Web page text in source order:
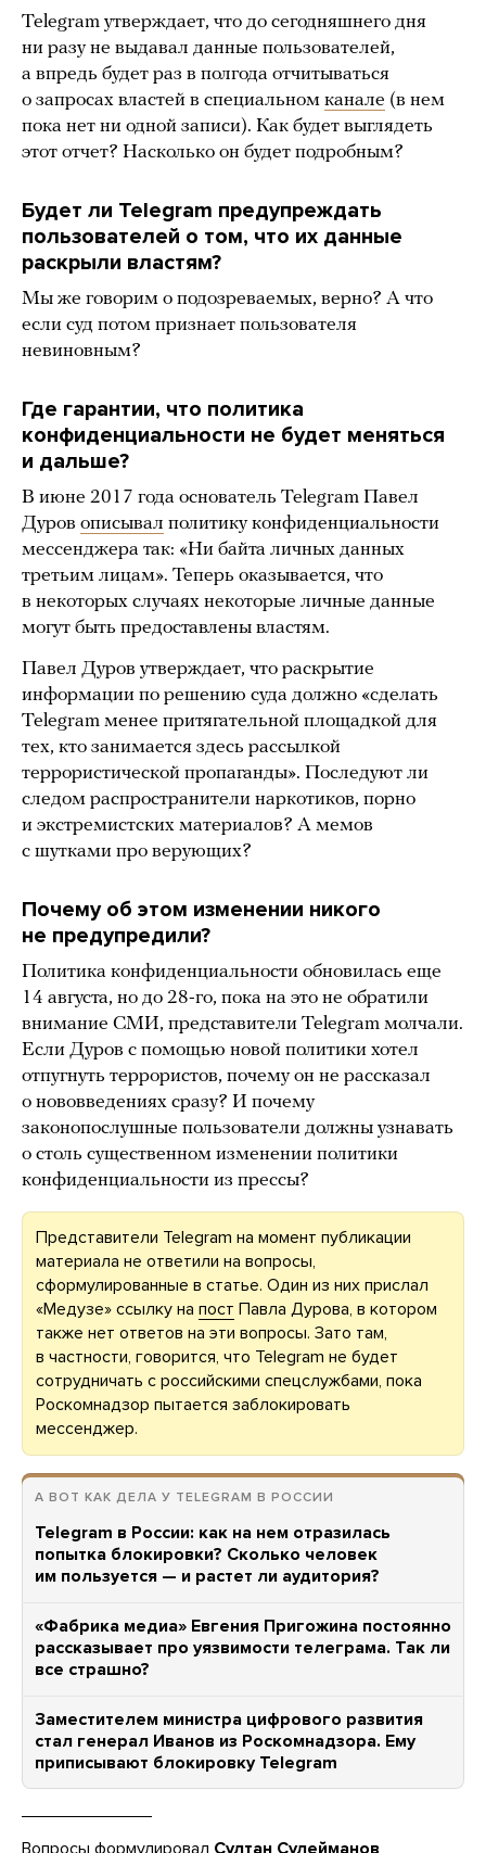
Telegram утверждает, что до сегодняшнего дня
ни разу не выдавал данные пользователей,
а впредь будет раз в полгода отчитываться
о запросах властей в специальном канале (в нем
пока нет ни одной записи). Как будет выглядеть
этот отчет? Насколько он будет подробным?
Будет ли Telegram предупреждать
пользователей о том, что их данные
раскрыли властям?
Мы же говорим о подозреваемых, верно? А что
если суд потом признает пользователя
невиновным?
Где гарантии, что политика
конфиденциальности не будет меняться
и дальше?
В июне 2017 года основатель Telegram Павел
Дуров описывал политику конфиденциальности
мессенджера так: «Ни байта личных данных
третьим лицам». Теперь оказывается, что
в некоторых случаях некоторые личные данные
могут быть предоставлены властям.
Павел Дуров утверждает, что раскрытие
информации по решению суда должно «сделать
Telegram менее притягательной площадкой для
тех, кто занимается здесь рассылкой
террористической пропаганды». Последуют ли
следом распространители наркотиков, порно
и экстремистских материалов? А мемов
с шутками про верующих?
Почему об этом изменении никого
не предупредили?
Политика конфиденциальности обновилась еще
14 августа, но до 28-го, пока на это не обратили
внимание СМИ, представители Telegram молчали.
Если Дуров с помощью новой политики хотел
отпугнуть террористов, почему он не рассказал
о нововведениях сразу? И почему
законопослушные пользователи должны узнавать
о столь существенном изменении политики
конфиденциальности из прессы?
Представители Telegram на момент публикации
материала не ответили на вопросы,
сформулированные в статье. Один из них прислал
«Медузе» ссылку на пост Павла Дурова, в котором
также нет ответов на эти вопросы. Зато там,
в частности, говорится, что Telegram не будет
сотрудничать с российскими спецслужбами, пока
Роскомнадзор пытается заблокировать
мессенджер.
А ВОТ КАК ДЕЛА У TELEGRAM В РОССИИ
Telegram в России: как на нем отразилась
попытка блокировки? Сколько человек
им пользуется — и растет ли аудитория?
«Фабрика медиа» Евгения Пригожина постоянно
рассказывает про уязвимости телеграма. Так ли
все страшно?
Заместителем министра цифрового развития
стал генерал Иванов из Роскомнадзора. Ему
приписывают блокировку Telegram
Вопросы формулировал Султан Сулейманов